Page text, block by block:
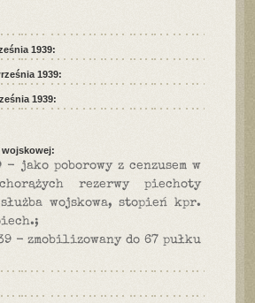
1939:
1939:
1939:
wojskowej:
- jako poborowy z cenzusem w
rezerwy piechoty
wojskowa, stopień kpr.
- zmobilizowany do 67 pułku